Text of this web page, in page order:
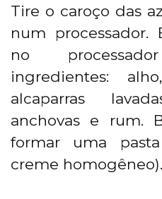
Tire o caroço das
num processador.
no
ingredientes:
alcaparras
anchovas e rum.
formar uma
creme